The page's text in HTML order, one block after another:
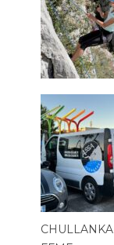
CHULLANKA